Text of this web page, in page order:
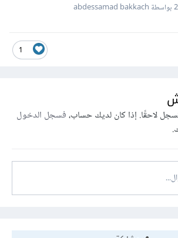
بواسطة abdessamad bakkach
1
لاحقًا. إذا كان لديك حساب،فسجل الدخول